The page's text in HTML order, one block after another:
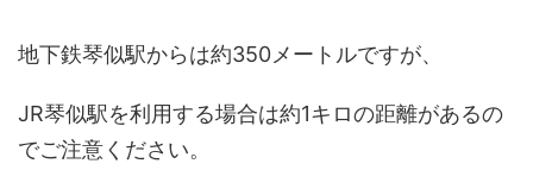
地下鉄琴似駅からは約350メートルですが、
JR琴似駅を利用する場合は約1キロの距離があるの
でご注意ください。